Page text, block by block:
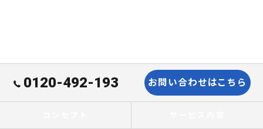
0120-492-193 お問い合わせはこちら